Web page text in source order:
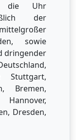
die Uhr
der
sowie
dringender
Stuttgart,
Bremen,
Dresden,